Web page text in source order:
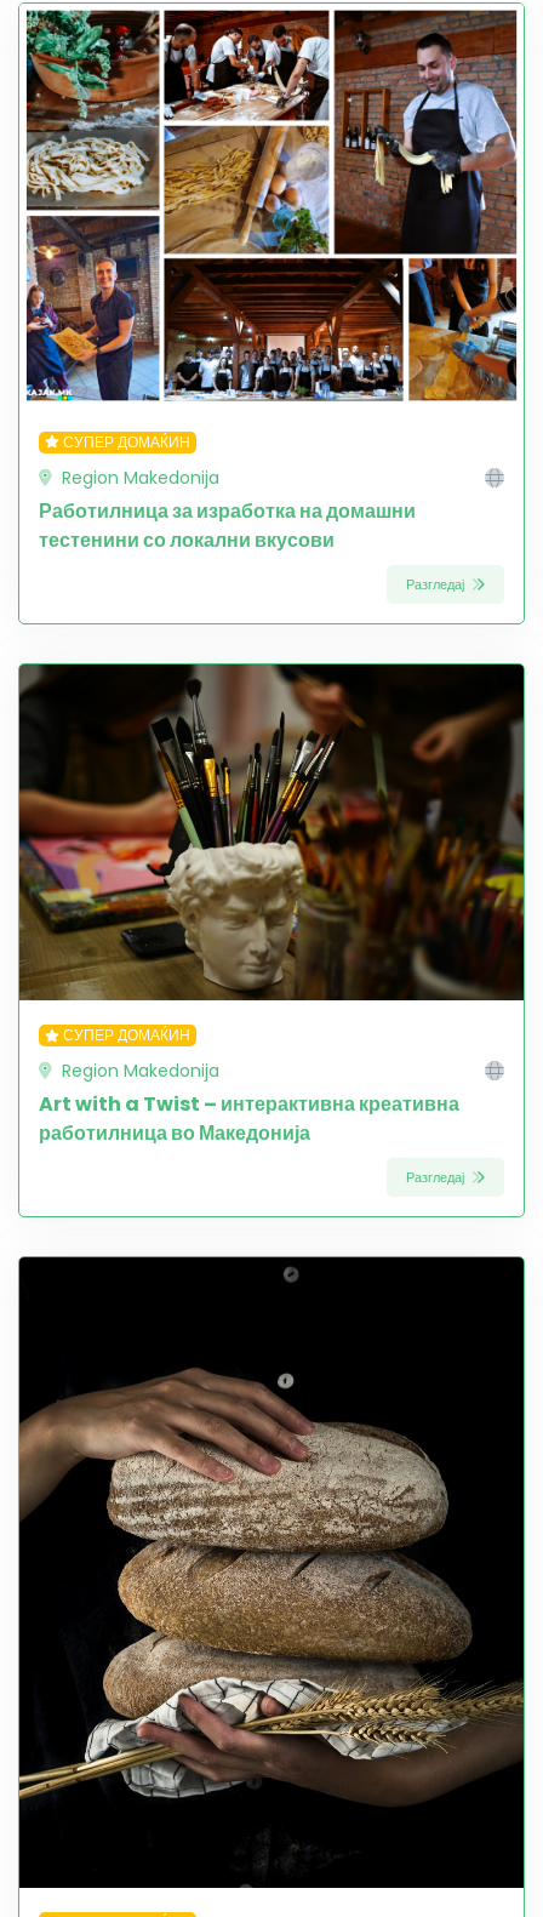
СУПЕР ДОМАЌИН
Region Makedonija
Работилница за изработка на домашни
тестенини со локални вкусови
Разгледај
СУПЕР ДОМАЌИН
Region Makedonija
Art with a Twist – интерактивна креативна
работилница во Македонија
Разгледај